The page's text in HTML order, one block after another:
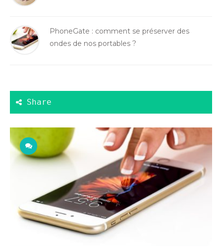
PhoneGate : comment se préserver des
ondes de nos portables ?